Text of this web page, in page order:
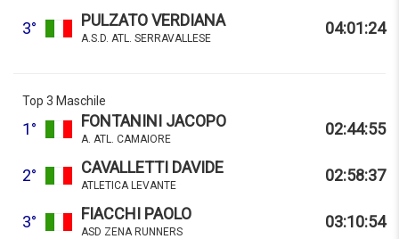
3° PULZATO VERDIANA
A.S.D. ATL. SERRAVALLESE
04:01:24
Top 3 Maschile
1° FONTANINI JACOPO
A. ATL. CAMAIORE
02:44:55
2° CAVALLETTI DAVIDE
ATLETICA LEVANTE
02:58:37
3° FIACCHI PAOLO
ASD ZENA RUNNERS
03:10:54